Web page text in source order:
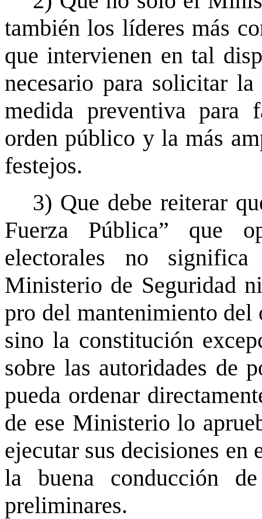
también los líderes más
que intervienen en tal
necesario para solicitar
medida preventiva para
orden público y la más
festejos.
3) Que debe reiterar
Fuerza Pública” que
electorales no
Ministerio de Seguridad
pro del mantenimiento del
sino la constitución
sobre las autoridades de
pueda ordenar
de ese Ministerio lo
ejecutar sus decisiones
la buena conducción
preliminares.